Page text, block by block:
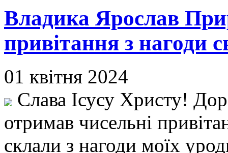
Владика Ярослав
привітання з нагоди
01 квітня 2024
Слава Ісусу Христу!
отримав чисельні
склали з нагоди моїх